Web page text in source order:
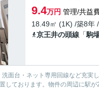
9.4万円 管理/共益
18.49㎡ (1K) /築8年
京王井の頭線 「駒
面台・ネット専用回線など充実
しております。物件の周辺に駅